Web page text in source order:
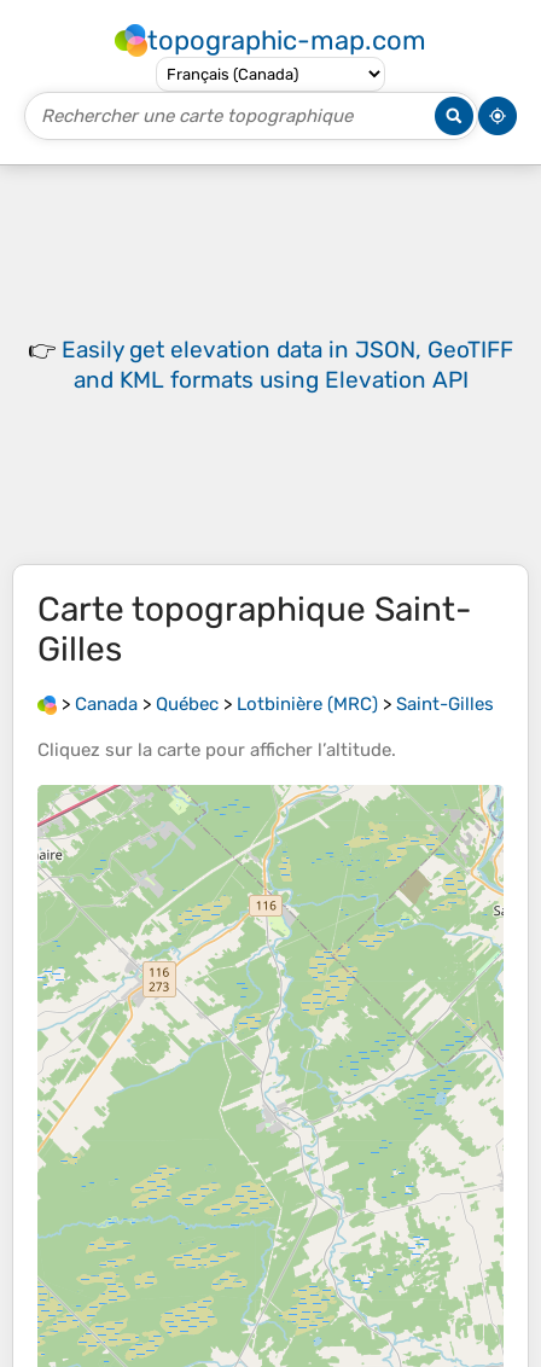
topographic-map.com
👉 Easily get elevation data in JSON, GeoTIFF
and KML formats using Elevation API
Carte topographique Saint-
Gilles
> Canada > Québec > Lotbinière (MRC) > Saint-Gilles
Cliquez sur la carte pour afficher l’altitude.